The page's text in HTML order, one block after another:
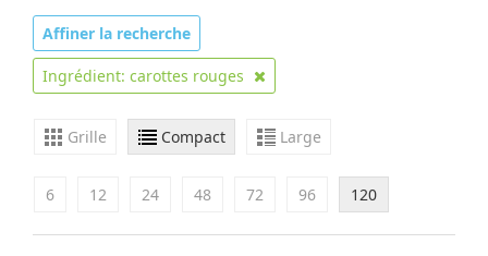
Affiner la recherche
Ingrédient: carottes rouges
Grille Compact Large
6 12 24 48 72 96 120